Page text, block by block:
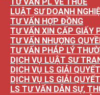
LUẬT SƯ DOANH
TƯ VẤN HỢP ĐỒNG
TƯ VẤN XIN CẤP GIẤY
TƯ VẤN NHƯỢNG
TƯ VẤN PHÁP LÝ
DỊCH VỤ LUẬT SƯ
DỊCH VỤ LS GIẢI
DỊCH VỤ LS GIẢI
LS TƯ VẤN DÂN SỰ,